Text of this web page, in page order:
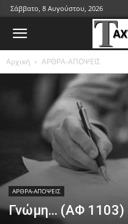
Σάββατο, 8 Αυγούστου, 2026
Αρχική ΑΡΘΡΑ-ΑΠΟΨΕΙΣ
ΑΡΘΡΑ-ΑΠΟΨΕΙΣ
Γνώμη… (ΑΦ 1103)